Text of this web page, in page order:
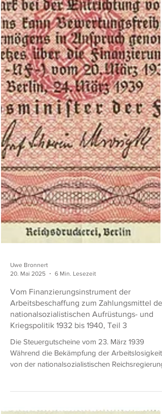
20. Mai 2025
6 Min. Lesezeit
Vom Finanzierungsinstrument der
Arbeitsbeschaffung zum Zahlungsmittel der
nationalsozialistischen Aufrüstungs- und
Während die Bekämpfung der Arbeitslosigkeit